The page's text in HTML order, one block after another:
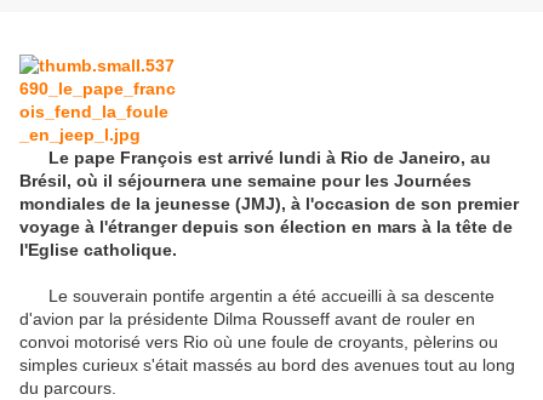
Le pape François est arrivé lundi à Rio de Janeiro, au
Brésil, où il séjournera une semaine pour les Journées
mondiales de la jeunesse (JMJ), à l'occasion de son premier
voyage à l'étranger depuis son élection en mars à la tête de
l'Eglise catholique.
Le souverain pontife argentin a été accueilli à sa descente
d'avion par la présidente Dilma Rousseff avant de rouler en
convoi motorisé vers Rio où une foule de croyants, pèlerins ou
simples curieux s'était massés au bord des avenues tout au long
du parcours.